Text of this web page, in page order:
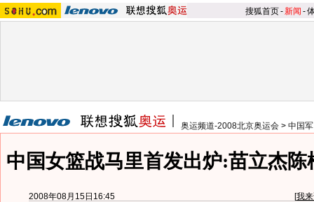
搜狐首页-新闻 -
奥运频道-2008北京奥运会 > 中国
中国女篮战马里首发出炉:苗立杰陈
2008年08月15日16:45 [我